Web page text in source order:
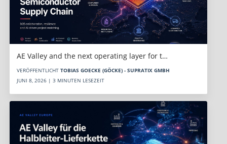
AE Valley and the next operating layer for t…
VERÖFFENTLICHT TOBIAS GOECKE (GÖCKE) - SUPRATIX GMBH
JUNI 8, 2026 | 3 MINUTEN LESEZEIT